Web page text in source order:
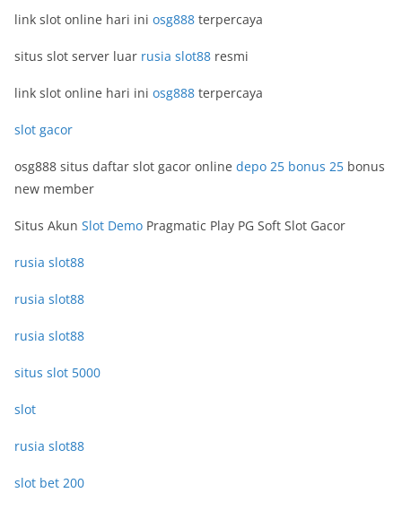
link slot online hari ini osg888 terpercaya
situs slot server luar rusia slot88 resmi
link slot online hari ini osg888 terpercaya
slot gacor
osg888 situs daftar slot gacor online depo 25 bonus 25 bonus
new member
Situs Akun Slot Demo Pragmatic Play PG Soft Slot Gacor
rusia slot88
rusia slot88
rusia slot88
situs slot 5000
slot
rusia slot88
slot bet 200